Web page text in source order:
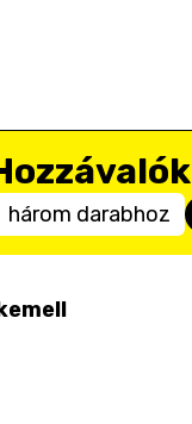
három darabhoz